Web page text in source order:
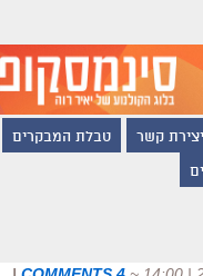
קשר טבלת המבקרים